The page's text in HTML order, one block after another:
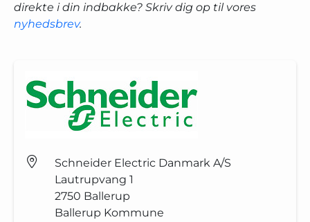
direkte i din indbakke? Skriv dig op til vores
nyhedsbrev.
Schneider Electric Danmark A/S
Lautrupvang 1
2750 Ballerup
Ballerup Kommune